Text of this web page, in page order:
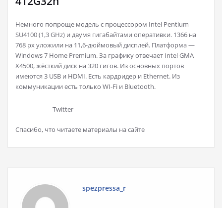
Немного попроще модель с процессором Intel Pentium
SU4100 (1,3 GHz) и двумя гигабайтами оперативки. 1366 на
768 px уложили на 11,6-дюймовый дисплей. Платформа —
Windows 7 Home Premium. За графику отвечает Intel GMA
X4500, жёсткий диск на 320 гигов. Из основных портов
имеются 3 USB и HDMI. Есть кардридер и Ethernet. Из
коммуникации есть только WI-Fi и Bluetooth.
Twitter
Спасибо, что читаете материалы на сайте
spezpressa_r